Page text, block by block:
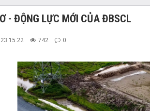
- ĐỘNG LỰC MỚI CỦA ĐBSCL
15:22 742 0